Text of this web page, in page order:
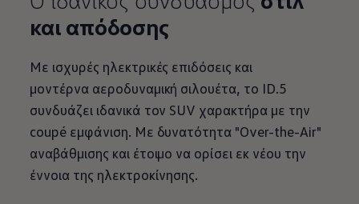
και απόδοσης
Με ισχυρές ηλεκτρικές επιδόσεις και
μοντέρνα αεροδυναμική σιλουέτα, το ID.5
συνδυάζει ιδανικά τον SUV χαρακτήρα με την
coupé εμφάνιση. Με δυνατότητα "Over-the-Air"
αναβάθμισης και έτοιμο να ορίσει εκ νέου την
έννοια της ηλεκτροκίνησης.